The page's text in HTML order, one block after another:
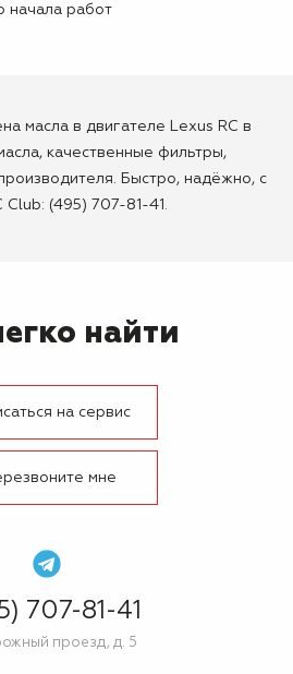
начала работ
масла в двигателе Lexus RC в
качественные фильтры,
Быстро, надёжно, с
Club: (495) 707-81-41.
найти
на сервис
мне
707-81-41
проезд, д. 5